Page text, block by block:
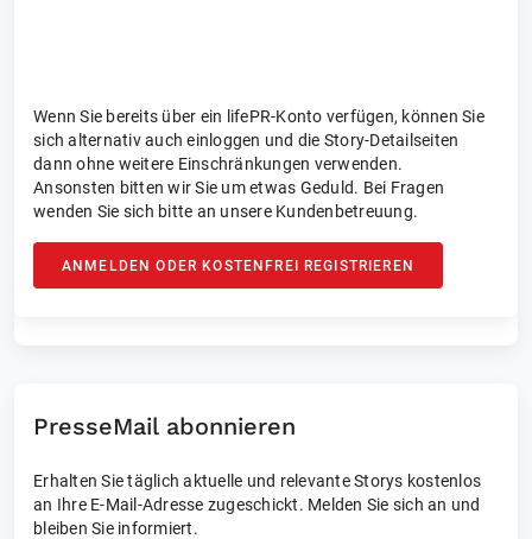
Wenn Sie bereits über ein lifePR-Konto verfügen, können Sie
sich alternativ auch einloggen und die Story-Detailseiten
dann ohne weitere Einschränkungen verwenden.
Ansonsten bitten wir Sie um etwas Geduld. Bei Fragen
wenden Sie sich bitte an unsere Kundenbetreuung.
ANMELDEN ODER KOSTENFREI REGISTRIEREN
PresseMail abonnieren
Erhalten Sie täglich aktuelle und relevante Storys kostenlos
an Ihre E-Mail-Adresse zugeschickt. Melden Sie sich an und
bleiben Sie informiert.